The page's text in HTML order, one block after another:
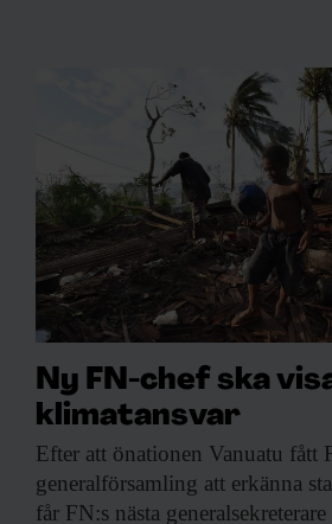
Ny FN-chef ska
klimatansvar
Efter att önationen Vanuatu fått
generalförsamling att erkänna
får FN:s nästa